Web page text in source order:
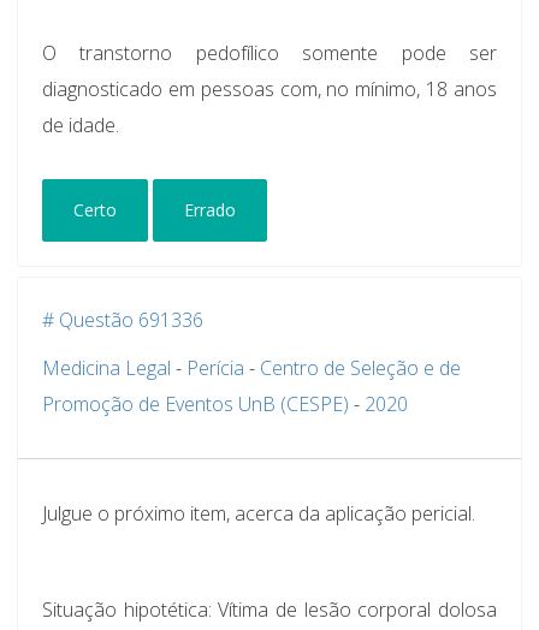
O transtorno pedofílico somente pode ser
diagnosticado em pessoas com, no mínimo, 18 anos
de idade.
Certo Errado
# Questão 691336
Medicina Legal - Perícia - Centro de Seleção e de
Promoção de Eventos UnB (CESPE) - 2020
Julgue o próximo item, acerca da aplicação pericial.
Situação hipotética: Vítima de lesão corporal dolosa